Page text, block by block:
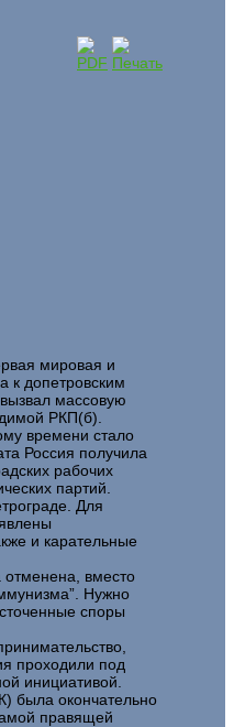
мировая и
к допетровским
массовую
РКП(б).
времени стало
Россия получила
рабочих
партий.
Для
и карательные
вместо
Нужно
споры
проходили под
инициативой.
была окончательно
правящей